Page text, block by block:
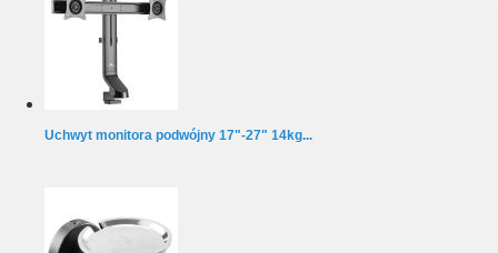
Uchwyt monitora podwójny 17"-27" 14kg...